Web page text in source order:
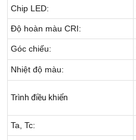
Chip LED:
Độ hoàn màu CRI:
Góc chiếu:
Nhiệt độ màu:
Trình điều khiển
Ta, Tc: